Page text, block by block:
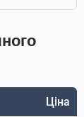
Ціна